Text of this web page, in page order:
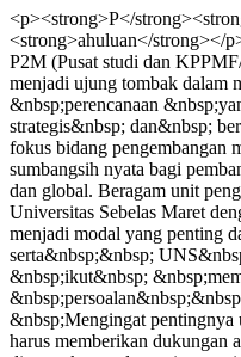
<p><strong>P</
<strong>ahuluan</strong></
P2M (Pusat studi dan
menjadi ujung tombak dalam
&nbsp;perencanaan
strategis&nbsp; dan&nbsp;
fokus bidang pengembangan
sumbangsih nyata bagi
dan global. Beragam unit
Universitas Sebelas Maret
menjadi modal yang penting
serta&nbsp;&nbsp;
&nbsp;ikut&nbsp;
&nbsp;Mengingat
harus memberikan dukungan